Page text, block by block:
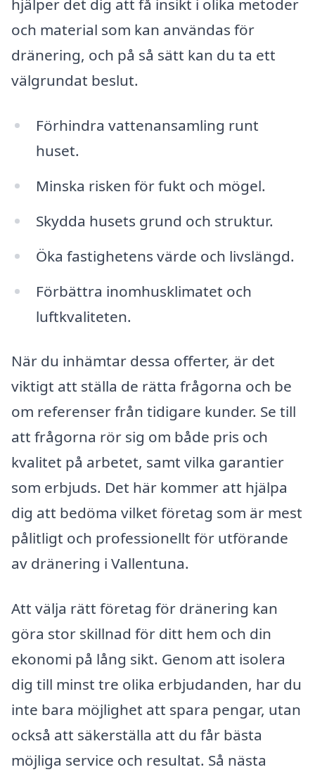
hjälper det dig att få insikt i olika metoder
och material som kan användas för
dränering, och på så sätt kan du ta ett
välgrundat beslut.
Förhindra vattenansamling runt
huset.
Minska risken för fukt och mögel.
Skydda husets grund och struktur.
Öka fastighetens värde och livslängd.
Förbättra inomhusklimatet och
luftkvaliteten.
När du inhämtar dessa offerter, är det
viktigt att ställa de rätta frågorna och be
om referenser från tidigare kunder. Se till
att frågorna rör sig om både pris och
kvalitet på arbetet, samt vilka garantier
som erbjuds. Det här kommer att hjälpa
dig att bedöma vilket företag som är mest
pålitligt och professionellt för utförande
av dränering i Vallentuna.
Att välja rätt företag för dränering kan
göra stor skillnad för ditt hem och din
ekonomi på lång sikt. Genom att isolera
dig till minst tre olika erbjudanden, har du
inte bara möjlighet att spara pengar, utan
också att säkerställa att du får bästa
möjliga service och resultat. Så nästa